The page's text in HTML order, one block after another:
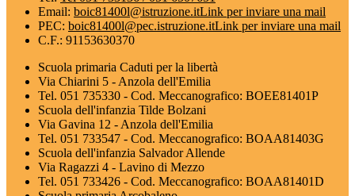
Email: boic81400l@istruzione.itLink per inviare una mail
PEC: boic81400l@pec.istruzione.itLink per inviare una mail
C.F.: 91153630370
Scuola primaria Caduti per la libertà
Via Chiarini 5 - Anzola dell'Emilia
Tel. 051 735330 - Cod. Meccanografico: BOEE81401P
Scuola dell'infanzia Tilde Bolzani
Via Gavina 12 - Anzola dell'Emilia
Tel. 051 733547 - Cod. Meccanografico: BOAA81403G
Scuola dell'infanzia Salvador Allende
Via Ragazzi 4 - Lavino di Mezzo
Tel. 051 733426 - Cod. Meccanografico: BOAA81401D